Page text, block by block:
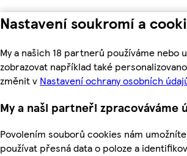
Nastavení soukromí a
My a našich 18 partnerů používáme
zobrazovat například také
změnit v Nastavení ochrany osobních
My a naši partneři zpracováváme
Povolením souborů cookies nám
používat přesná data o poloze a